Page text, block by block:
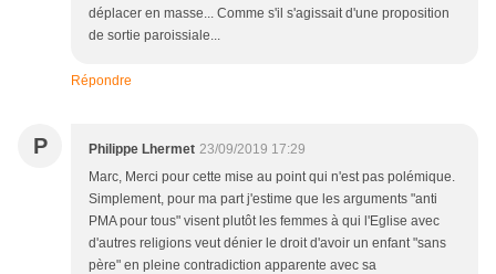
déplacer en masse... Comme s'il s'agissait d'une proposition
de sortie paroissiale...
Répondre
P Philippe Lhermet 23/09/2019 17:29
Marc, Merci pour cette mise au point qui n'est pas polémique.
Simplement, pour ma part j'estime que les arguments "anti
PMA pour tous" visent plutôt les femmes à qui l'Eglise avec
d'autres religions veut dénier le droit d'avoir un enfant "sans
père" en pleine contradiction apparente avec sa